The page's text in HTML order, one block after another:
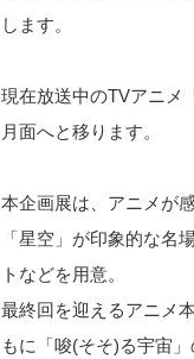
します。
現在放送中のTVアニメ
月面へと移ります。
本企画展は、アニメが
「星空」が印象的な名
トなどを用意。
最終回を迎えるアニメ
もに「唆(そそ)る宇宙